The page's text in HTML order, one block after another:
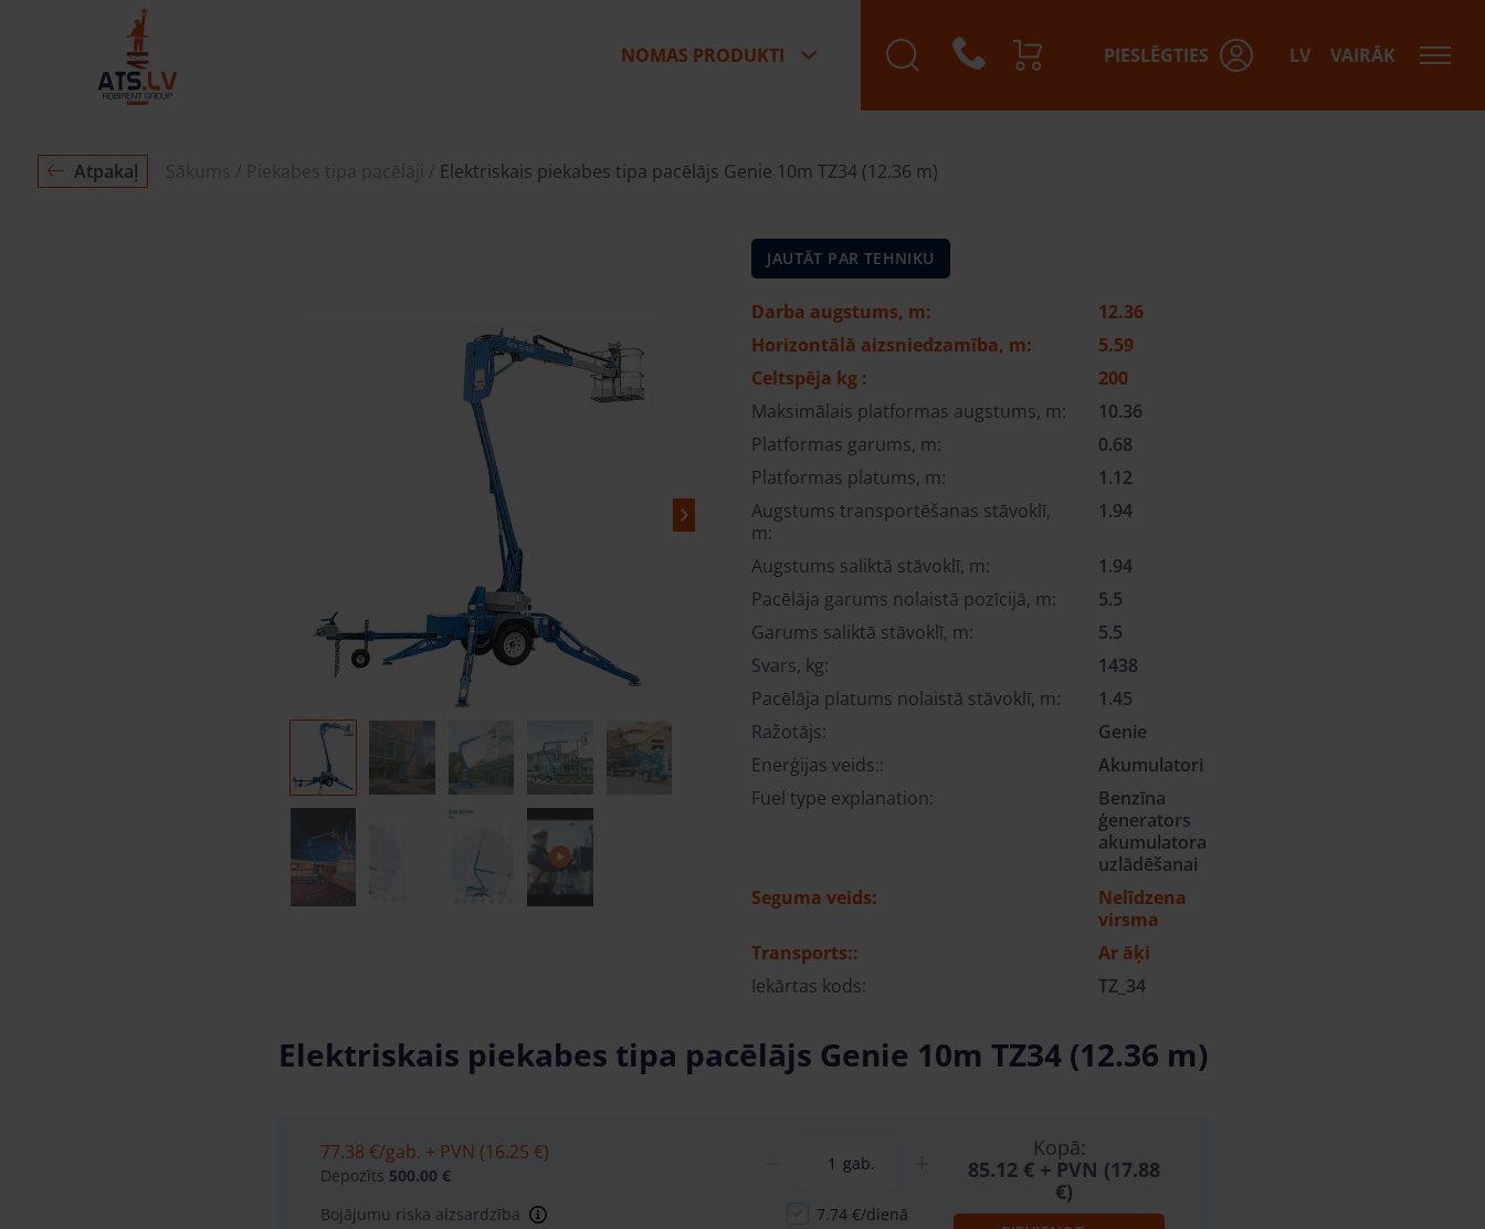
NOMAS PRODUKTI PIESLĒGTIES LV VAIRĀK
Atpakaļ Sākums Piekabes tipa pacēlāji Elektriskais piekabes tipa pacēlājs Genie 10m TZ34 (12.36 m)
JAUTĀT PAR TEHNIKU
Darba augstums, m:
12.36
Horizontālā aizsniedzamība, m:
5.59
Celtspēja kg :
200
Maksimālais platformas augstums, m:
10.36
Platformas garums, m:
0.68
Platformas platums, m:
1.12
Augstums transportēšanas stāvoklī,
m:
1.94
Augstums saliktā stāvoklī, m:
1.94
Pacēlāja garums nolaistā pozīcijā, m:
5.5
Garums saliktā stāvoklī, m:
5.5
Svars, kg:
1438
Pacēlāja platums nolaistā stāvoklī, m:
1.45
Ražotājs:
Genie
Enerģijas veids::
Akumulatori
Fuel type explanation:
Benzīna
ģenerators
akumulatora
uzlādēšanai
Seguma veids:
Nelīdzena
virsma
Transports::
Ar āķi
Iekārtas kods:
TZ_34
Elektriskais piekabes tipa pacēlājs Genie 10m TZ34 (12.36 m)
77.38 €/gab. + PVN (16.25 €)
Depozīts 500.00 €
gab.
Bojājumu riska aizsardzība 7.74 €/dienā
Kopā:
85.12 €+ PVN (17.88
€)